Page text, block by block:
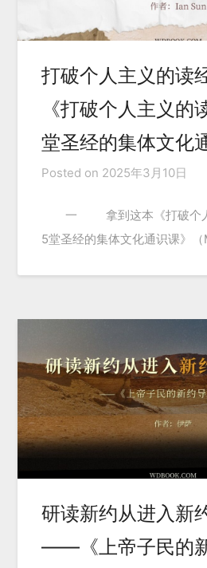
打破个人主义的
《打破个人主义的
堂圣经的集体文化
Posted on 2025年3月10日
一 拿到这本《打破个人
5堂圣经的集体文化通识课》
研读新约从进入新
——《上帝子民的